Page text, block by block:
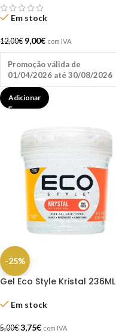
Em stock
12,00€ 9,00€ com IVA
Promoção válida de
01/04/2026 até 30/08/2026
Adicionar
-25%
Gel Eco Style Kristal 236ML
Em stock
5,00€ 3,75€ com IVA